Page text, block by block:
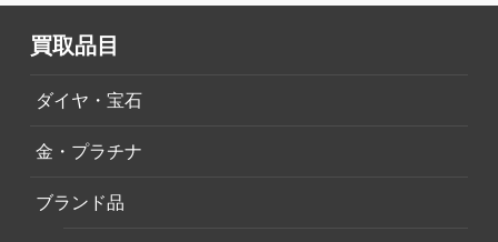
買取品目
ダイヤ・宝石
金・プラチナ
ブランド品